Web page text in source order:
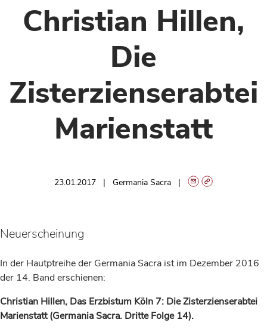
Christian Hillen,
Die
Zisterzienserabtei
Marienstatt
23.01.2017 Germania Sacra
Neuerscheinung
In der Hautptreihe der Germania Sacra ist im Dezember 2016
der 14. Band erschienen:
Christian Hillen, Das Erzbistum Köln 7: Die Zisterzienserabtei
Marienstatt (Germania Sacra. Dritte Folge 14).